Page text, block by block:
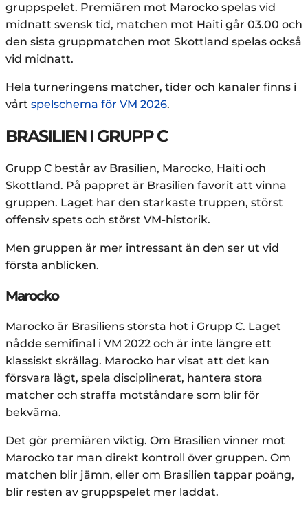
gruppspelet. Premiären mot Marocko spelas vid
midnatt svensk tid, matchen mot Haiti går 03.00 och
den sista gruppmatchen mot Skottland spelas också
vid midnatt.
Hela turneringens matcher, tider och kanaler finns i
vårt spelschema för VM 2026.
BRASILIEN I GRUPP C
Grupp C består av Brasilien, Marocko, Haiti och
Skottland. På pappret är Brasilien favorit att vinna
gruppen. Laget har den starkaste truppen, störst
offensiv spets och störst VM-historik.
Men gruppen är mer intressant än den ser ut vid
första anblicken.
Marocko
Marocko är Brasiliens största hot i Grupp C. Laget
nådde semifinal i VM 2022 och är inte längre ett
klassiskt skrällag. Marocko har visat att det kan
försvara lågt, spela disciplinerat, hantera stora
matcher och straffa motståndare som blir för
bekväma.
Det gör premiären viktig. Om Brasilien vinner mot
Marocko tar man direkt kontroll över gruppen. Om
matchen blir jämn, eller om Brasilien tappar poäng,
blir resten av gruppspelet mer laddat.